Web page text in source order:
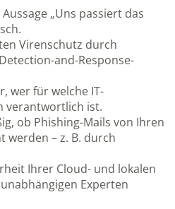
„Uns passiert das
Virenschutz durch
and-Response-
wer für welche IT-
verantwortlich ist.
ob Phishing-Mails von Ihren
– z. B. durch
Ihrer Cloud- und lokalen
Experten